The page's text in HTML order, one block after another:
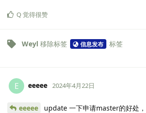
Q觉得很赞
Weyl 移除标签 信息发布 标签
E eeeee 2024年4月22日
eeeee
update 一下申请master的好处